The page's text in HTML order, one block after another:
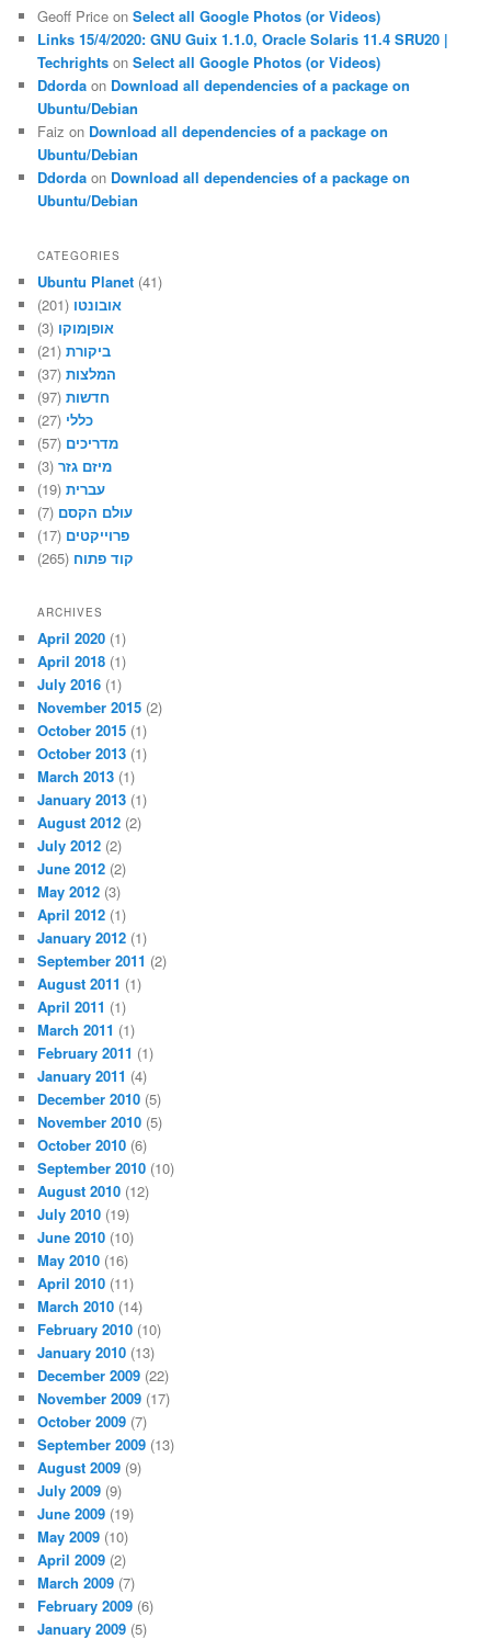
Geoff Price onSelect all Google Photos (or Videos)
Links 15/4/2020: GNU Guix 1.1.0, Oracle Solaris 11.4 SRU20 |
Techrights onSelect all Google Photos (or Videos)
Ddorda on Download all dependencies of a package on
Ubuntu/Debian
Faiz on Download all dependencies of a package on
Ubuntu/Debian
Ddorda on Download all dependencies of a package on
Ubuntu/Debian
CATEGORIES
Ubuntu Planet (41)
אובונטו (201)
אופןמוקו (3)
ביקורת(21)
המלצות(37)
חדשות(97)
כללי (27)
מדריכים (57)
מיזם גזר(3)
עברית(19)
עולם הקסם (7)
פרוייקטים (17)
קוד פתוח (265)
ARCHIVES
April 2020 (1)
April 2018 (1)
July 2016 (1)
November 2015 (2)
October 2015 (1)
October 2013 (1)
March 2013 (1)
January 2013 (1)
August 2012 (2)
July 2012 (2)
June 2012 (2)
May 2012 (3)
April 2012 (1)
January 2012 (1)
September 2011 (2)
August 2011 (1)
April 2011 (1)
March 2011 (1)
February 2011 (1)
January 2011 (4)
December 2010 (5)
November 2010 (5)
October 2010 (6)
September 2010 (10)
August 2010 (12)
July 2010 (19)
June 2010 (10)
May 2010 (16)
April 2010 (11)
March 2010 (14)
February 2010 (10)
January 2010 (13)
December 2009 (22)
November 2009 (17)
October 2009 (7)
September 2009 (13)
August 2009 (9)
July 2009 (9)
June 2009 (19)
May 2009 (10)
April 2009 (2)
March 2009 (7)
February 2009 (6)
January 2009 (5)